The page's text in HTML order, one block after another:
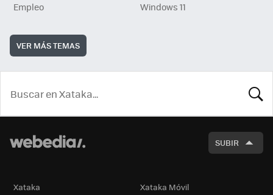
Empleo
Windows 11
VER MÁS TEMAS
SUBIR
Xataka Xataka Móvil